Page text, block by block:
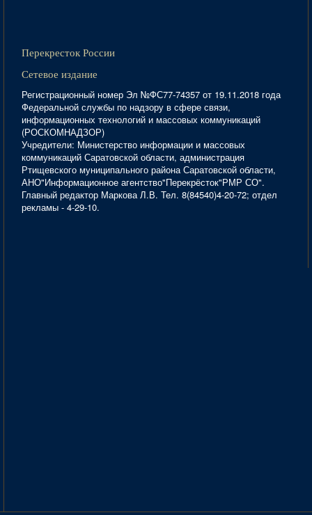
Перекресток России
Сетевое издание
Регистрационный номер Эл №ФС77-74357 от 19.11.2018 года
Федеральной службы по надзору в сфере связи,
информационных технологий и массовых коммуникаций
(РОСКОМНАДЗОР)
Учредители: Министерство информации и массовых
коммуникаций Саратовской области, администрация
Ртищевского муниципального района Саратовской области,
АНО"Информационное агентство"Перекрёсток"РМР СО".
Главный редактор Маркова Л.В. Тел. 8(84540)4-20-72; отдел
рекламы - 4-29-10.